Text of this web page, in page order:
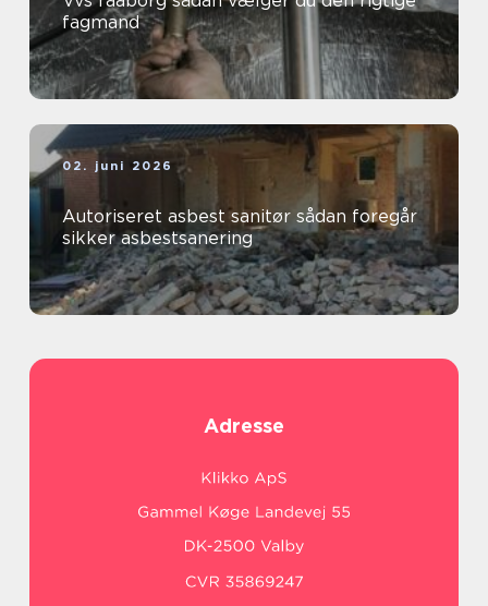
fagmand
02. juni 2026
Autoriseret asbest sanitør sådan foregår
sikker asbestsanering
Adresse